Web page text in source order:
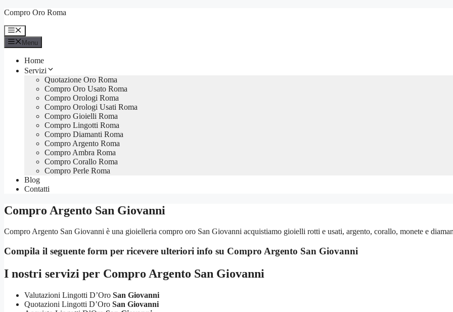
Vai
contenuto
Compro Oro Roma
Menu
Menu
Home
Servizi
Quotazione Oro Roma
Compro Oro Usato Roma
Compro Orologi Roma
Compro Orologi Usati Roma
Compro Gioielli Roma
Compro Lingotti Roma
Compro Diamanti Roma
Compro Argento Roma
Compro Ambra Roma
Compro Corallo Roma
Compro Perle Roma
Blog
Contatti
Compro Argento San Giovanni
Compro Argento San Giovanni è una gioielleria compro oro San Giovanni acquistiamo gioielli rotti e usati, argento, corallo, monete e
Compila il seguente form per ricevere ulteriori info su Compro Argento San Giovanni
I nostri servizi per Compro Argento San Giovanni
Valutazioni Lingotti D’Oro San Giovanni
Quotazioni Lingotti D’Oro San Giovanni